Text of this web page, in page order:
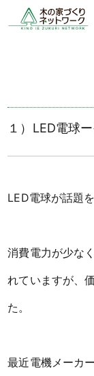
１）LED電球
LED電球が話題
消費電力が少な
れていますが、
た。
最近電機メーカ